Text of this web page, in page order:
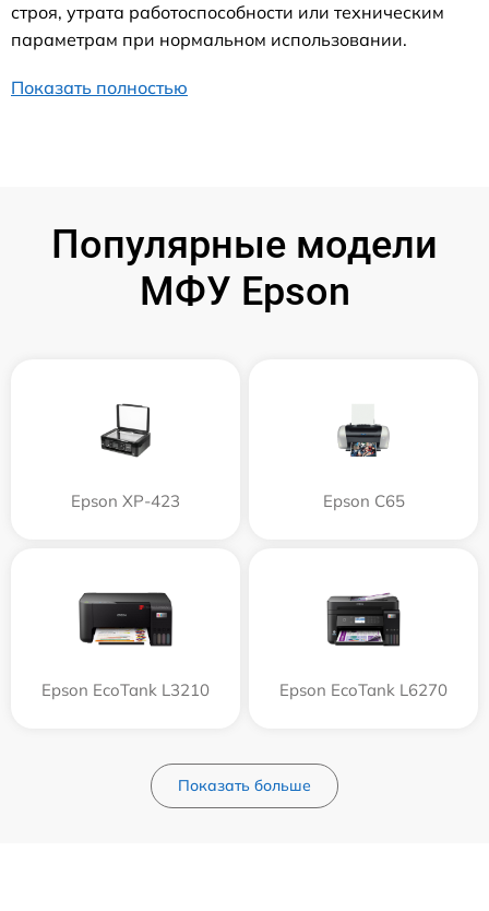
строя, утрата работоспособности или техническим
параметрам при нормальном использовании.
Показать полностью
Популярные модели
МФУ Epson
Epson XP-423 Epson C65
Epson EcoTank L3210 Epson EcoTank L6270
Показать больше